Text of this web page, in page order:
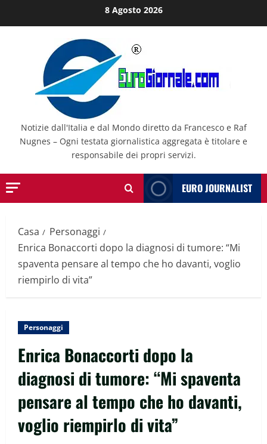
al
8 Agosto 2026
Notizie dall'Italia e dal Mondo diretto da Francesco e Raf
Nugnes – Ogni testata giornalistica aggregata è titolare e
responsabile dei propri servizi.
EURO JOURNALIST
Casa
Personaggi
Enrica Bonaccorti dopo la diagnosi di tumore: “Mi
spaventa pensare al tempo che ho davanti, voglio
riempirlo di vita”
Personaggi
Enrica Bonaccorti dopo la
diagnosi di tumore: “Mi spaventa
pensare al tempo che ho davanti,
voglio riempirlo di vita”